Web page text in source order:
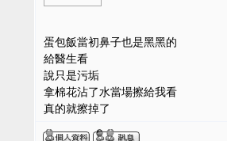
蛋包飯當初鼻子也是黑黑的
給醫生看
說只是污垢
拿棉花沾了水當場擦給我看
真的就擦掉了